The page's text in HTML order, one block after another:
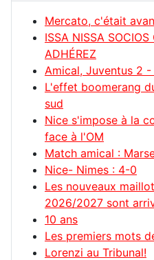
Mercato, c'était
ISSA NISSA
ADHÉREZ
Amical, Juventus 2
L'effet boomerang
sud
Nice s'impose à la
face à l'OM
Match amical :
Nice- Nimes : 4-0
Les nouveaux
2026/2027 sont
10 ans
Les premiers mots
Lorenzi au Tribunal!